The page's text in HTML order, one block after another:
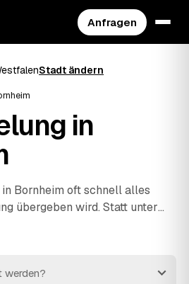
Anfragen
Stadt ändern
in
Bornheim oft schnell alles
übergeben wird. Statt unter
Betrieb zu nehmen, stellen
. So vergleichen Sie Preise